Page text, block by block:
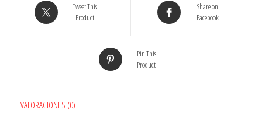
Tweet This
Product
Share on
Facebook
Pin This
Product
VALORACIONES (0)